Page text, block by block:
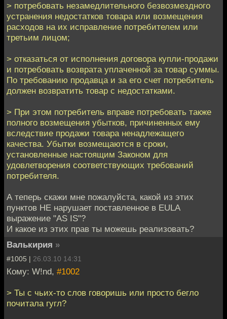
> потребовать незамедлительного безвозмездного
устранения недостатков товара или возмещения
расходов на их исправление потребителем или
третьим лицом;
> отказаться от исполнения договора купли-продажи
и потребовать возврата уплаченной за товар суммы.
По требованию продавца и за его счет потребитель
должен возвратить товар с недостатками.
> При этом потребитель вправе потребовать также
полного возмещения убытков, причиненных ему
вследствие продажи товара ненадлежащего
качества. Убытки возмещаются в сроки,
установленные настоящим Законом для
удовлетворения соответствующих требований
потребителя.
А теперь скажи мне пожалуйста, какой из этих
пунктов НЕ нарушает поставленное в EULA
выражение "AS IS"?
И какое из этих прав ты можешь реализовать?
Валькирия »
#1005 | 26.03.10 14:31
Кому: W!nd, #1002
> Ты с чьих-то слов говоришь или просто бегло
почитала гугл?